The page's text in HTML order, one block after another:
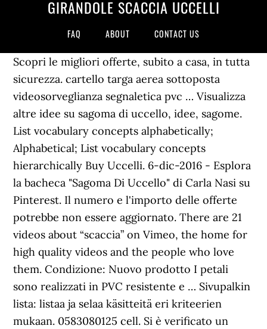
GIRANDOLE SCACCIA UCCELLI
FAQ ABOUT CONTACT US
Scopri le migliori offerte, subito a casa, in tutta
sicurezza. cartello targa aerea sottoposta
videosorveglianza segnaletica pvc … Visualizza
altre idee su sagoma di uccello, idee, sagome.
List vocabulary concepts alphabetically;
Alphabetical; List vocabulary concepts
hierarchically Buy Uccelli. 6-dic-2016 - Esplora
la bacheca "Sagoma Di Uccello" di Carla Nasi su
Pinterest. Il numero e l'importo delle offerte
potrebbe non essere aggiornato. There are 21
videos about “scaccia” on Vimeo, the home for
high quality videos and the people who love
them. Condizione: Nuovo prodotto I petali
sono realizzati in PVC resistente e … Sivupalkin
lista: listaa ja selaa käsitteitä eri kriteerien
mukaan. 0583080125 cell. Si è verificato un